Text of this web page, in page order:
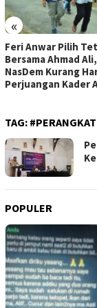
«
Feri Anwar Pilih
Bersama Ahmad
NasDem Kurang
Perjuangan Kader
TAG:
POPULER